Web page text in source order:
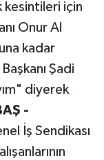
kesintileri için
Onur Al
kadar
Şadi
diyerek
-
İş Sendikası